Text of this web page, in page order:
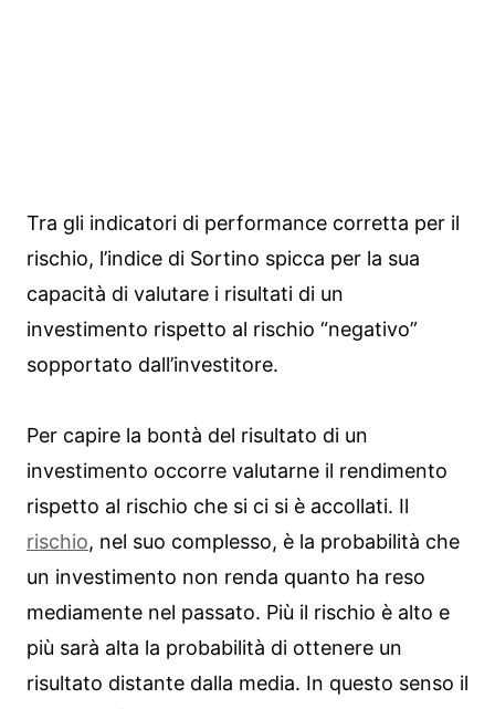
Tra gli indicatori di performance corretta per il
rischio, l’indice di Sortino spicca per la sua
capacità di valutare i risultati di un
investimento rispetto al rischio “negativo”
sopportato dall’investitore.
Per capire la bontà del risultato di un
investimento occorre valutarne il rendimento
rispetto al rischio che si ci si è accollati. Il
rischio, nel suo complesso, è la probabilità che
un investimento non renda quanto ha reso
mediamente nel passato. Più il rischio è alto e
più sarà alta la probabilità di ottenere un
risultato distante dalla media. In questo senso il